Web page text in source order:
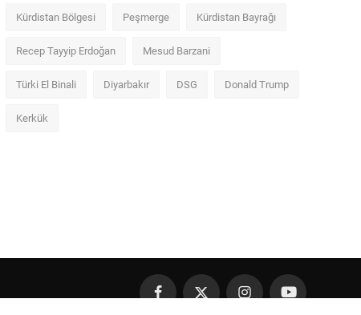
Kürdistan Bölgesi Peşmerge Kürdistan Bayrağı
Recep Tayyip Erdoğan Mesud Barzani
Türki El Binali Diyarbakır DSG Donald Trump
Kerkük